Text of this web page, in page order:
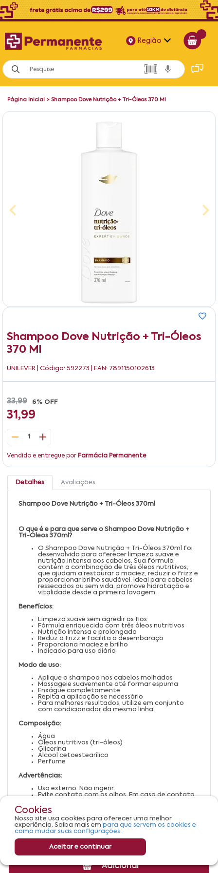
Região
Alagoas
Bahia
Página Inicial > Shampoo Dove Nutrição + Tri-Óleos 370 Ml
Shampoo Dove Nutrição + Tri-Óleos
370 Ml
UNILEVER | Código: 592273 | EAN: 7891150102613
33,99 6% OFF
31,99
1
Vendido e entregue por Farmácia Permanente
Adicionar
Detalhes Avaliações
Shampoo Dove Nutrição + Tri-Óleos 370ml
O que é e para que serve o Shampoo Dove Nutrição +
Tri-Óleos 370ml?
O Shampoo Dove Nutrição + Tri-Óleos 370ml foi
desenvolvido para oferecer limpeza suave e
nutrição intensa aos cabelos. Sua fórmula
contém a combinação de três óleos nutritivos,
que ajudam a restaurar a maciez, reduzir o frizz e
proporcionar brilho saudável. Ideal para cabelos
ressecados ou sem vida, promove hidratação e
vitalidade desde a primeira lavagem.
Benefícios:
Limpeza suave sem agredir os fios
Fórmula enriquecida com três óleos nutritivos
Nutrição intensa e prolongada
Reduz o frizz e facilita o desembaraço
Proporciona maciez e brilho
Indicado para uso diário
Modo de uso:
Aplique o shampoo nos cabelos molhados
Massageie suavemente até formar espuma
Enxágue completamente
Repita a aplicação se necessário
Para melhores resultados, utilize em conjunto
com condicionador da mesma linha
Composição:
Água
Óleos nutritivos (tri-óleos)
Glicerina
Álcool cetoestearílico
Perfume
Advertências:
Uso externo. Não ingerir.
Evite contato com os olhos. Em caso de contato,
Suspenda o uso em caso de irritação ou alergia.
Mantenha fora do alcance de crianças.
Conservar em local fresco, seco e ao abrigo da luz
solar direta.
Cookies
Nosso site usa cookies para oferecer uma melhor
experiência. Saiba mais em para que servem os cookies e
como mudar suas configurações.
Aceitar e continuar